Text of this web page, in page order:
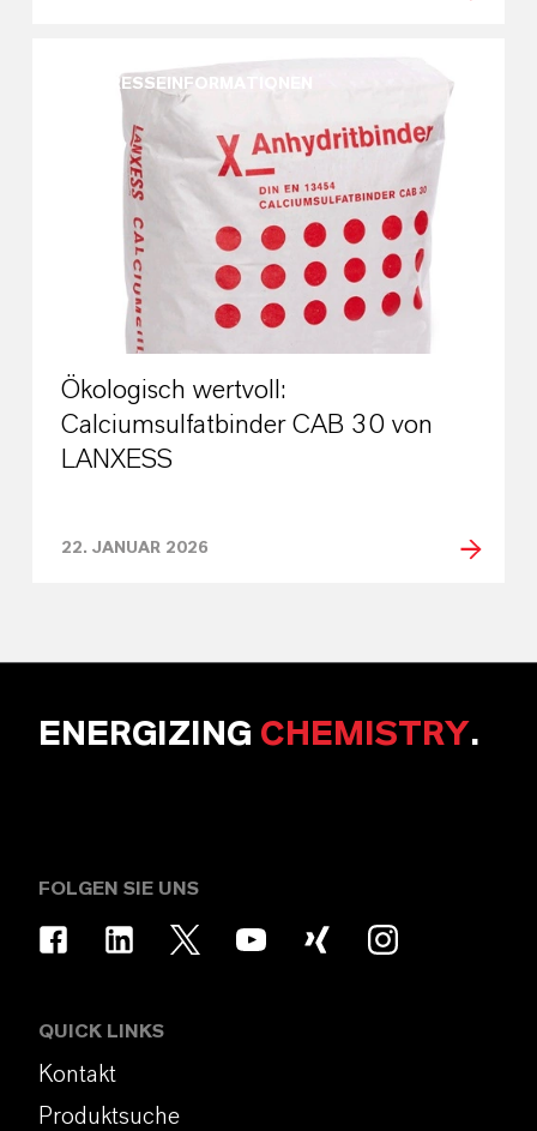
PRESSEINFORMATIONEN
Ökologisch wertvoll:
Calciumsulfatbinder CAB 30 von
LANXESS
22. JANUAR 2026
ENERGIZING CHEMISTRY.
FOLGEN SIE UNS
QUICK LINKS
Kontakt
Produktsuche